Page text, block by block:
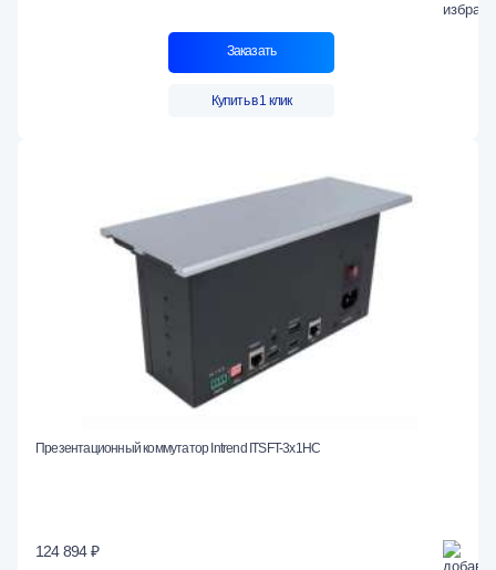
Заказать
Купить в 1 клик
Презентационный коммутатор Intrend ITSFT-3x1HC
124 894 ₽